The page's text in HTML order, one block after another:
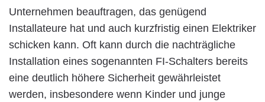
Unternehmen beauftragen, das genügend
Installateure hat und auch kurzfristig einen Elektriker
schicken kann. Oft kann durch die nachträgliche
Installation eines sogenannten FI-Schalters bereits
eine deutlich höhere Sicherheit gewährleistet
werden, insbesondere wenn Kinder und junge